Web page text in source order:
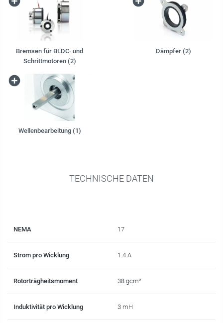
Bremsen für BLDC- und
Schrittmotoren (2)
Dämpfer (2)
Wellenbearbeitung (1)
TECHNISCHE DATEN
NEMA 17
Strom pro Wicklung 1.4 A
Rotorträgheitsmoment 38 gcm²
Induktivität pro Wicklung 3 mH